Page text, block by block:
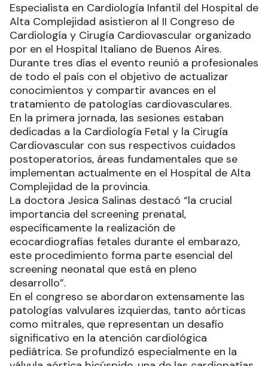
Especialista en Cardiología Infantil del Hospital de
Alta Complejidad asistieron al II Congreso de
Cardiología y Cirugía Cardiovascular organizado
por en el Hospital Italiano de Buenos Aires.
Durante tres días el evento reunió a profesionales
de todo el país con el objetivo de actualizar
conocimientos y compartir avances en el
tratamiento de patologías cardiovasculares.
En la primera jornada, las sesiones estaban
dedicadas a la Cardiología Fetal y la Cirugía
Cardiovascular con sus respectivos cuidados
postoperatorios, áreas fundamentales que se
implementan actualmente en el Hospital de Alta
Complejidad de la provincia.
La doctora Jesica Salinas destacó “la crucial
importancia del screening prenatal,
específicamente la realización de
ecocardiografías fetales durante el embarazo,
este procedimiento forma parte esencial del
screening neonatal que está en pleno
desarrollo”.
En el congreso se abordaron extensamente las
patologías valvulares izquierdas, tanto aórticas
como mitrales, que representan un desafío
significativo en la atención cardiológica
pediátrica. Se profundizó especialmente en la